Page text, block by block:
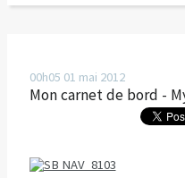
00h05 01 mai 2012
Mon carnet de bord -